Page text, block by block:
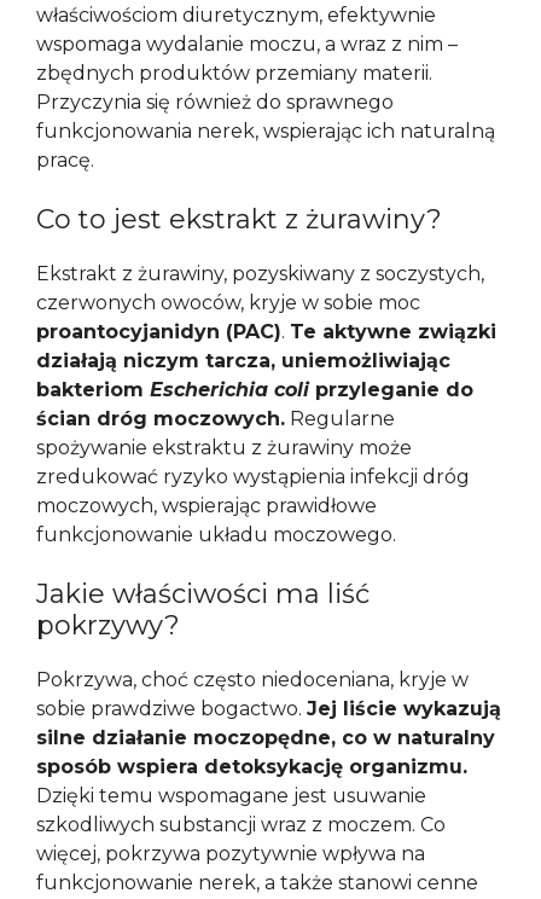
właściwościom diuretycznym, efektywnie
wspomaga wydalanie moczu, a wraz z nim –
zbędnych produktów przemiany materii.
Przyczynia się również do sprawnego
funkcjonowania nerek, wspierając ich naturalną
pracę.
Co to jest ekstrakt z żurawiny?
Ekstrakt z żurawiny, pozyskiwany z soczystych,
czerwonych owoców, kryje w sobie moc
proantocyjanidyn (PAC). Te aktywne związki
działają niczym tarcza, uniemożliwiając
bakteriom Escherichia coliprzyleganie do
ścian dróg moczowych. Regularne
spożywanie ekstraktu z żurawiny może
zredukować ryzyko wystąpienia infekcji dróg
moczowych, wspierając prawidłowe
funkcjonowanie układu moczowego.
Jakie właściwości ma liść
pokrzywy?
Pokrzywa, choć często niedoceniana, kryje w
sobie prawdziwe bogactwo. Jej liście wykazują
silne działanie moczopędne, co w naturalny
sposób wspiera detoksykację organizmu.
Dzięki temu wspomagane jest usuwanie
szkodliwych substancji wraz z moczem. Co
więcej, pokrzywa pozytywnie wpływa na
funkcjonowanie nerek, a także stanowi cenne